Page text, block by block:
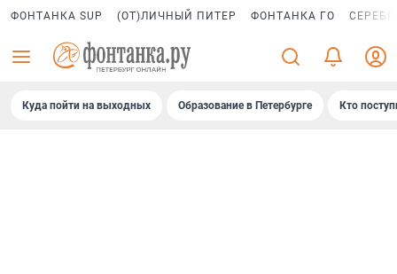
ФОНТАНКА SUP (ОТ)ЛИЧНЫЙ ПИТЕР ФОНТАНКА ГО
Куда пойти на выходных Образование в Петербурге Кто